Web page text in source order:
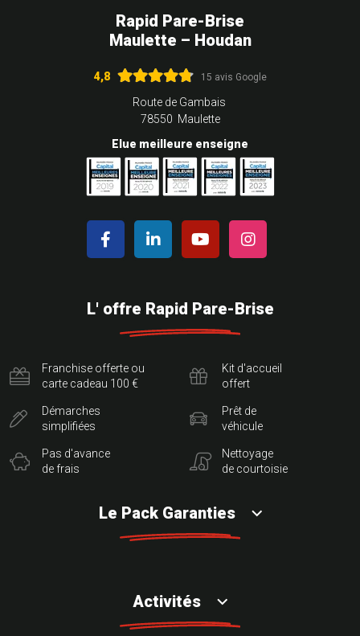
Rapid Pare-Brise
Maulette – Houdan
4,8 15 avis Google
Route de Gambais
78550 Maulette
Elue meilleure enseigne
L' offre Rapid Pare-Brise
Franchise offerte ou
carte cadeau 100 €
Démarches
simplifiées
Pas d'avance
de frais
Kit d'accueil
offert
Prêt de
véhicule
Nettoyage
de courtoisie
Le Pack Garanties
Activités